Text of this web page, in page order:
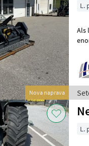
Nova naprava
L.
Als
L.